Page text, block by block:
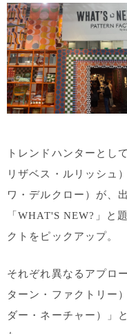
トレンドハンターとし
リザベス・ルリッシュ
ワ・デルクロー）が、
「WHAT'S NEW?」と
クトをピックアップ。
それぞれ異なるアプロ
ターン・ファクトリー
ダー・ネーチャー）」